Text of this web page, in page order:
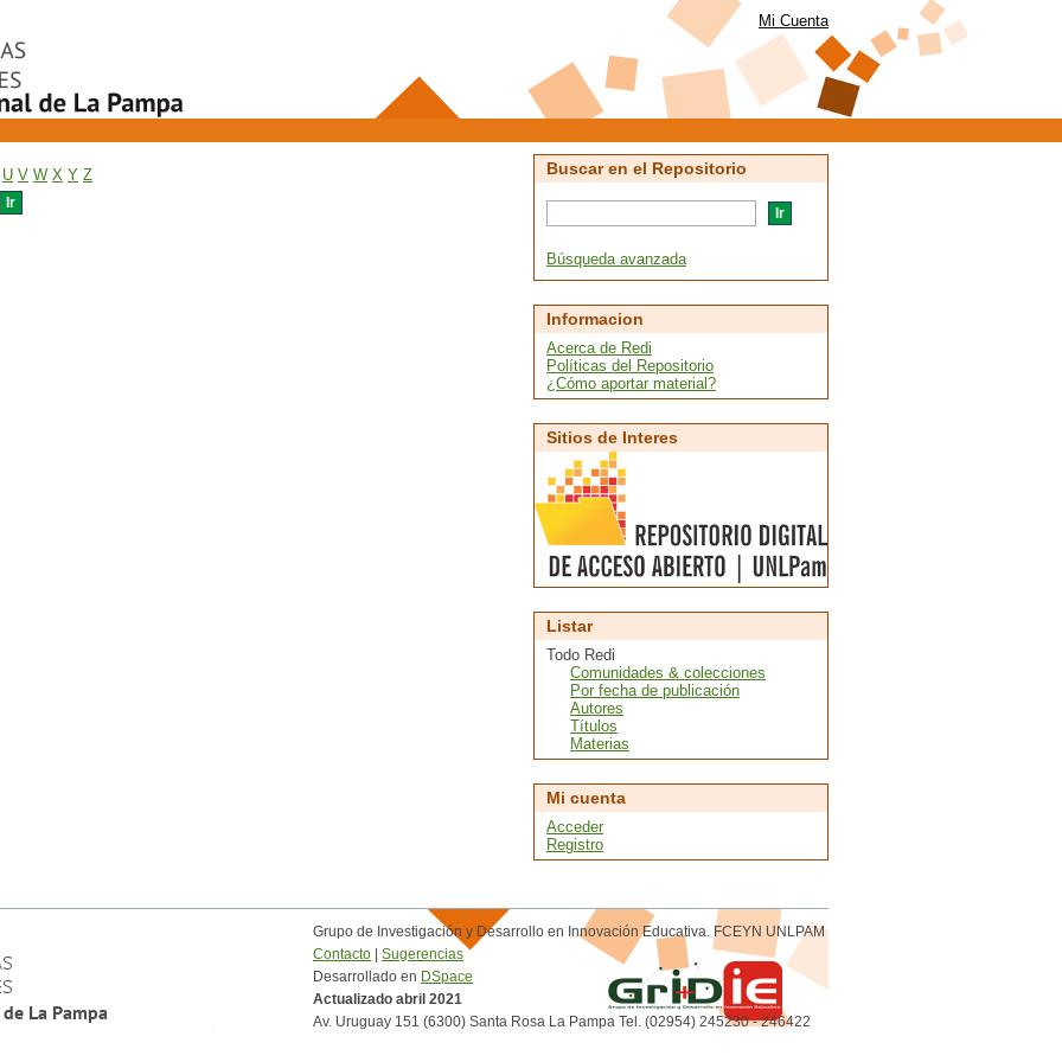
Mi Cuenta
U V W X Y Z
Buscar en el Repositorio
Búsqueda avanzada
Informacion
Acerca de Redi
Políticas del Repositorio
¿Cómo aportar material?
Sitios de Interes
Listar
Todo Redi
Comunidades & colecciones
Por fecha de publicación
Autores
Títulos
Materias
Mi cuenta
Acceder
Registro
Grupo de Investigación y Desarrollo en Innovación Educativa. FCEYN UNLPAM
Contacto | Sugerencias
Desarrollado en DSpace
Actualizado abril 2021
Av. Uruguay 151 (6300) Santa Rosa La Pampa Tel. (02954) 245230 - 246422